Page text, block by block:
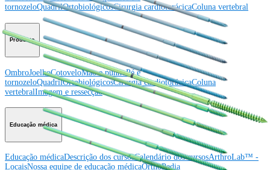
tornozeloQuadrilOrtobiológicosCirurgia cardiotorácicaColuna vertebral
Producto
OmbroJoelhoCotoveloMão e punhoPé e
tornozeloQuadrilOrtobiológicosCirurgia cardiotorácicaColuna
vertebralImagem e ressecção
Educação médica
Educação médicaDescrição dos cursosCalendário dos cursosArthroLab™ -
LocaisNossa equipe de educação médicaOrthoPedia